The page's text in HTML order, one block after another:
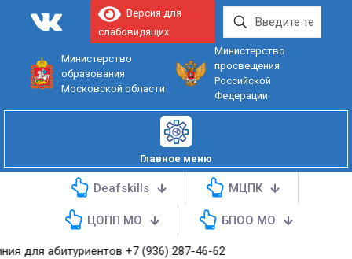
Министерство
образования
Московской области
Министерство
просвещения
Российской
Федерации
Версия для
слабовидящих
Главное меню
Deafskills МЦПК
ЦОПП МО БПОО МО
для абитуриентов+7 (936) 287-46-62